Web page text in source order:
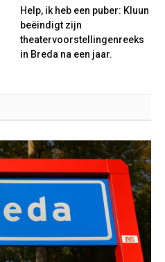
Help, ik heb een puber: Kluun
beëindigt zijn
theatervoorstellingenreeks
in Breda na een jaar.